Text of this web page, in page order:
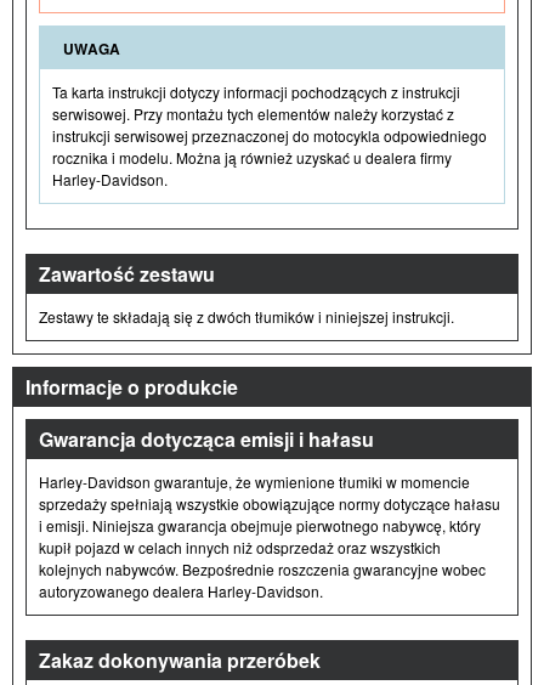
UWAGA
Ta karta instrukcji dotyczy informacji pochodzących z instrukcji
serwisowej. Przy montażu tych elementów należy korzystać z
instrukcji serwisowej przeznaczonej do motocykla odpowiedniego
rocznika i modelu. Można ją również uzyskać u dealera firmy
Harley-Davidson.
Zawartość zestawu
Zestawy te składają się z dwóch tłumików i niniejszej instrukcji.
Informacje o produkcie
Gwarancja dotycząca emisji i hałasu
Harley-Davidson gwarantuje, że wymienione tłumiki w momencie
sprzedaży spełniają wszystkie obowiązujące normy dotyczące hałasu
i emisji. Niniejsza gwarancja obejmuje pierwotnego nabywcę, który
kupił pojazd w celach innych niż odsprzedaż oraz wszystkich
kolejnych nabywców. Bezpośrednie roszczenia gwarancyjne wobec
autoryzowanego dealera Harley-Davidson.
Zakaz dokonywania przeróbek